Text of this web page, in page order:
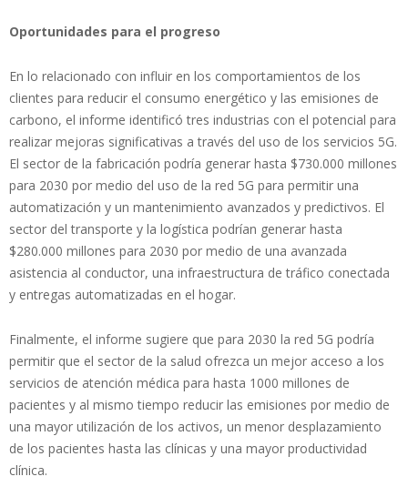
Oportunidades para el progreso
En lo relacionado con influir en los comportamientos de los
clientes para reducir el consumo energético y las emisiones de
carbono, el informe identificó tres industrias con el potencial para
realizar mejoras significativas a través del uso de los servicios 5G.
El sector de la fabricación podría generar hasta $730.000 millones
para 2030 por medio del uso de la red 5G para permitir una
automatización y un mantenimiento avanzados y predictivos. El
sector del transporte y la logística podrían generar hasta
$280.000 millones para 2030 por medio de una avanzada
asistencia al conductor, una infraestructura de tráfico conectada
y entregas automatizadas en el hogar.
Finalmente, el informe sugiere que para 2030 la red 5G podría
permitir que el sector de la salud ofrezca un mejor acceso a los
servicios de atención médica para hasta 1000 millones de
pacientes y al mismo tiempo reducir las emisiones por medio de
una mayor utilización de los activos, un menor desplazamiento
de los pacientes hasta las clínicas y una mayor productividad
clínica.